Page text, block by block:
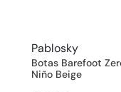
Pablosky
Botas Barefoot
Niño Beige